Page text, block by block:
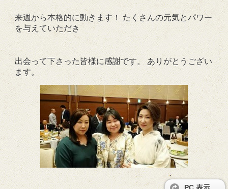
来週から本格的に動きます！ たくさんの元気とパワー
を与えていただき
出会って下さった皆様に感謝です。 ありがとうござい
ます。